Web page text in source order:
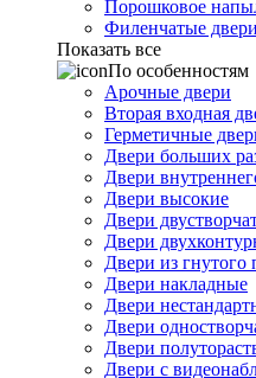
Порошковое
Филенчатые двери
Показать все
По особенностям
Арочные двери
Вторая входная
Герметичные
Двери больших
Двери
Двери высокие
Двери
Двери
Двери из гнутого
Двери накладные
Двери
Двери
Двери
Двери с